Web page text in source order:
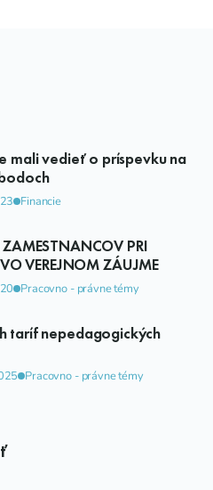
mali vedieť o príspevku na
Financie
PRI
VEREJNOM ZÁUJME
Pracovno - právne témy
taríf nepedagogických
Pracovno - právne témy